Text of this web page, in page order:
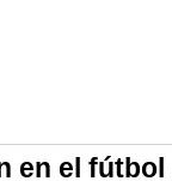
en el